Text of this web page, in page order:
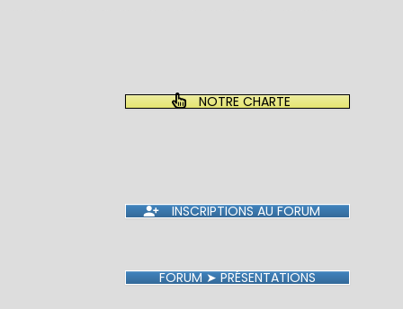
NOTRE CHARTE
INSCRIPTIONS AU FORUM
FORUM ➤ PRÉSENTATIONS